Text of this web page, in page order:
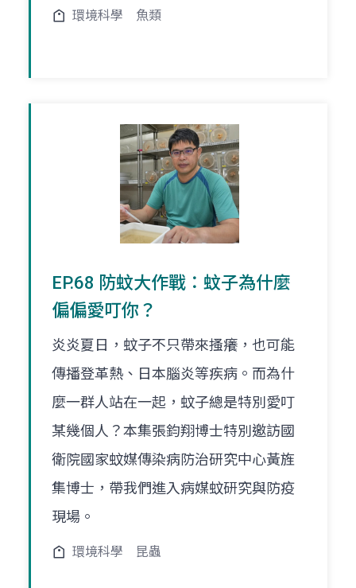
環境科學 魚類
EP.68 防蚊大作戰：蚊子為什麼
偏偏愛叮你？
炎炎夏日，蚊子不只帶來搔癢，也可能
傳播登革熱、日本腦炎等疾病。而為什
麼一群人站在一起，蚊子總是特別愛叮
某幾個人？本集張鈞翔博士特別邀訪國
衛院國家蚊媒傳染病防治研究中心黃旌
集博士，帶我們進入病媒蚊研究與防疫
現場。
環境科學 昆蟲